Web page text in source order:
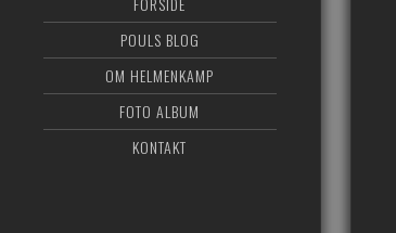
POULS BLOG
OM HELMENKAMP
FOTO ALBUM
KONTAKT